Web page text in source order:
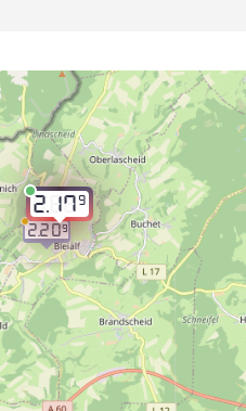
2.179
2.209